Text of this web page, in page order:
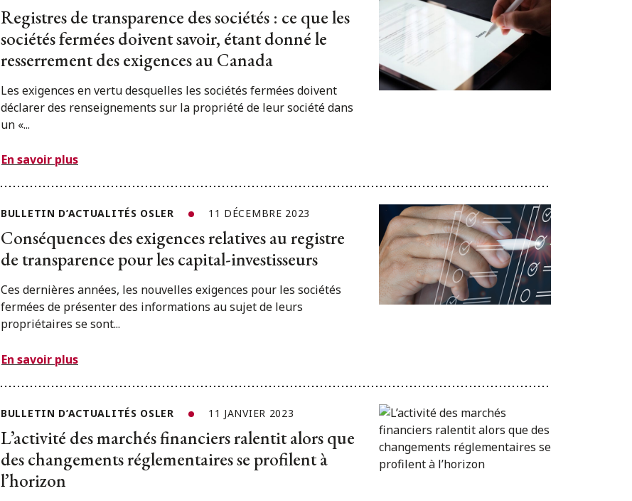
Registres de transparence des sociétés : ce que les
sociétés fermées doivent savoir, étant donné le
resserrement des exigences au Canada
Les exigences en vertu desquelles les sociétés fermées doivent
déclarer des renseignements sur la propriété de leur société dans
un «...
En savoir plus
BULLETIN D’ACTUALITÉS OSLER 11 DÉCEMBRE 2023
Conséquences des exigences relatives au registre
de transparence pour les capital-investisseurs
Ces dernières années, les nouvelles exigences pour les sociétés
fermées de présenter des informations au sujet de leurs
propriétaires se sont...
En savoir plus
BULLETIN D’ACTUALITÉS OSLER 11 JANVIER 2023
L’activité des marchés financiers ralentit alors que
des changements réglementaires se profilent à
l’horizon